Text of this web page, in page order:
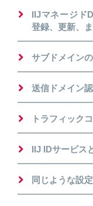
IIJマネージド
登録、更新、
サブドメイン
送信ドメイン
トラフィック
IIJ IDサービス
同じような設